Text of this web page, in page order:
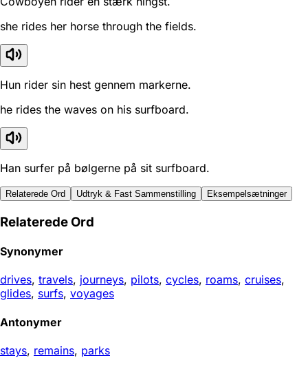
she rides her horse through the fields.
Hun rider sin hest gennem markerne.
he rides the waves on his surfboard.
Han surfer på bølgerne på sit surfboard.
Relaterede Ord Udtryk & Fast Sammenstilling Eksempelsætninger
Relaterede Ord
Synonymer
drives, travels, journeys, pilots, cycles, roams, cruises,
glides, surfs, voyages
Antonymer
stays, remains, parks